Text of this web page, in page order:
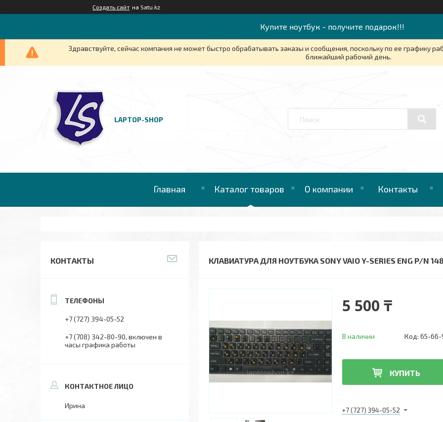
Создать сайт на Satu.kz
Купите ноутбук - получите подарок!!!
Здравствуйте, сейчас компания не может быстро обрабатывать заказы и сообщения, поскольку по ее графику
ближайший рабочий день.
LAPTOP-SHOP
Главная Каталог товаров О компании Контакты
КЛАВИАТУРА ДЛЯ НОУТБУКА SONY VAIO Y-SERIES ENG P/N
5 500 ₸
В наличии Код: 65-66-
КУПИТЬ
+7 (727) 394-05-52
КОНТАКТЫ
+7 (727) 394-05-52
+7 (708) 342-80-90 включен в
часы графика работы
Ирина